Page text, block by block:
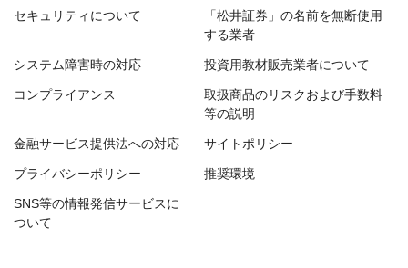
セキュリティについて
「松井証券」の名前を無断使用
する業者
システム障害時の対応 投資用教材販売業者について
コンプライアンス
取扱商品のリスクおよび手数料
等の説明
金融サービス提供法への対応 サイトポリシー
プライバシーポリシー 推奨環境
SNS等の情報発信サービスに
ついて